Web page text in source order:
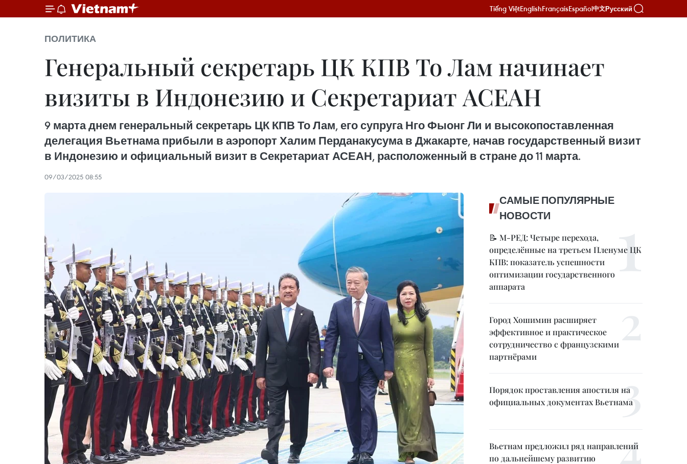
Tiếng ViệtEnglishFrançaisEspañol中文Русский
ПОЛИТИКА
Генеральный секретарь ЦК КПВ То Лам начинает
визиты в Индонезию и Секретариат АСЕАН
9 марта днем генеральный секретарь ЦК КПВ То Лам, его супруга Нго Фыонг Ли и высокопоставленная
делегация Вьетнама прибыли в аэропорт Халим Перданакусума в Джакарте, начав государственный визит
в Индонезию и официальный визит в Секретариат АСЕАН, расположенный в стране до 11 марта.
09/03/2025 08:55
САМЫЕ ПОПУЛЯРНЫЕ
НОВОСТИ
📝 М-РЕД: Четыре перехода,
определённые на третьем Пленуме ЦК
КПВ: показатель успешности
оптимизации государственного
аппарата
Город Хошимин расширяет
эффективное и практическое
сотрудничество с французскими
партнёрами
Порядок проставления апостиля на
официальных документах Вьетнама
Вьетнам предложил ряд направлений
по дальнейшему развитию